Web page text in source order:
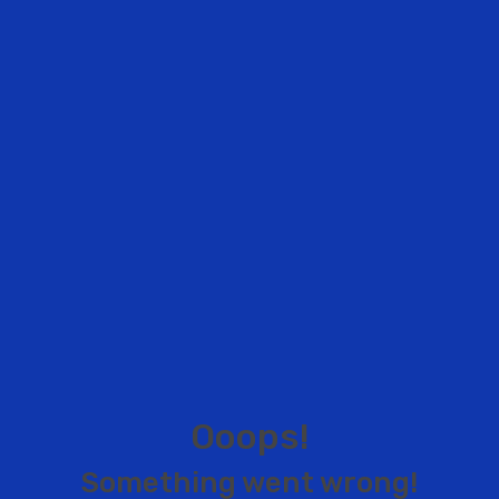
Ooops!
Something went wrong!